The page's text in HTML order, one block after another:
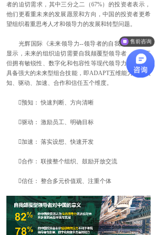
者的迫切需求，其中三分之二（67%）的投资者表示，
他们更看重未来的发展愿景和方向，中国的投资者更希
望组织着重思考人才和领导力的发展和转型问题。
光辉国际《未来领导力--领导者的自我颠覆》研究
显示，未来的组织迫切需要自我颠覆型领导者，他们不
但拥有敏锐性、数字化和包容性等现代领导力理念，还
具备强大的未来型组合技能，即ADAPT五维能力覆盖预
知、驱动、加速、合作和信任五个维度。
预知： 快速判断、方向清晰
驱动： 激励员工、明确目标
加速： 落实设想、快速开发
合作： 联接整个组织、鼓励开放交流
信任： 整合多元价值观、注重个体
售前咨询